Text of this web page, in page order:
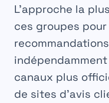
L’approche la
ces groupes
canaux plus
de sites d’avis